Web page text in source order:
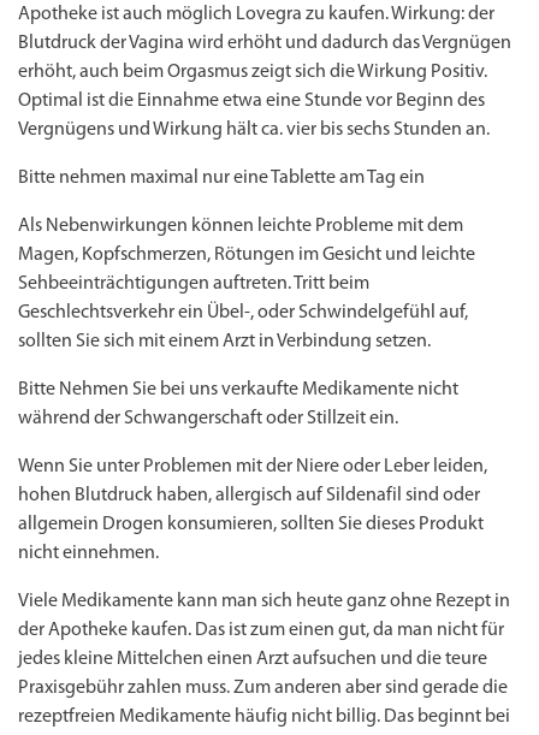
Apotheke ist auch möglich Lovegra zu kaufen. Wirkung: der
Blutdruck der Vagina wird erhöht und dadurch das Vergnügen
erhöht, auch beim Orgasmus zeigt sich die Wirkung Positiv.
Optimal ist die Einnahme etwa eine Stunde vor Beginn des
Vergnügens und Wirkung hält ca. vier bis sechs Stunden an.
Bitte nehmen maximal nur eine Tablette am Tag ein
Als Nebenwirkungen können leichte Probleme mit dem
Magen, Kopfschmerzen, Rötungen im Gesicht und leichte
Sehbeeinträchtigungen auftreten. Tritt beim
Geschlechtsverkehr ein Übel-, oder Schwindelgefühl auf,
sollten Sie sich mit einem Arzt in Verbindung setzen.
Bitte Nehmen Sie bei uns verkaufte Medikamente nicht
während der Schwangerschaft oder Stillzeit ein.
Wenn Sie unter Problemen mit der Niere oder Leber leiden,
hohen Blutdruck haben, allergisch auf Sildenafil sind oder
allgemein Drogen konsumieren, sollten Sie dieses Produkt
nicht einnehmen.
Viele Medikamente kann man sich heute ganz ohne Rezept in
der Apotheke kaufen. Das ist zum einen gut, da man nicht für
jedes kleine Mittelchen einen Arzt aufsuchen und die teure
Praxisgebühr zahlen muss. Zum anderen aber sind gerade die
rezeptfreien Medikamente häufig nicht billig. Das beginnt bei